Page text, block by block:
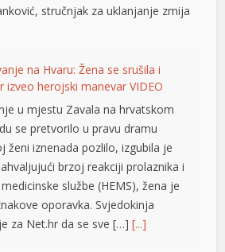
stručnjak za uklanjanje zmija
na Hvaru: Žena se srušila i
izveo herojski manevar VIDEO
u mjestu Zavala na hrvatskom
se pretvorilo u pravu dramu
ženi iznenada pozlilo, izgubila je
brzoj reakciji prolaznika i
službe (HEMS), žena je
oporavka. Svjedokinja
za Net.hr da se sve […][...]